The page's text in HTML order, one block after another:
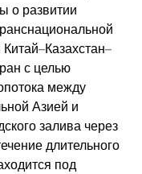
о развитии
с целью
между
Азией и
залива через
длительного
под